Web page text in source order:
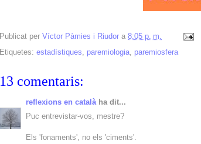
Publicat per Víctor Pàmies i Riudor a 8:05 p. m.
Etiquetes: estadístiques paremiologia paremiosfera
13 comentaris:
reflexions en català ha dit...
Puc entrevistar-vos, mestre?
Els 'fonaments', no els 'ciments'.